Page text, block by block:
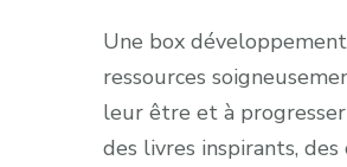
Une box
ressources
leur être et à
des livres inspirants,